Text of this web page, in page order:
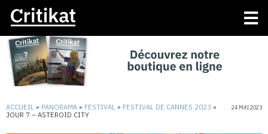
ACCUEIL » PANORAMA » FESTIVAL » FESTIVAL DE CANNES 2023 »
JOUR 7 – ASTEROID CITY
24 MAI 2023